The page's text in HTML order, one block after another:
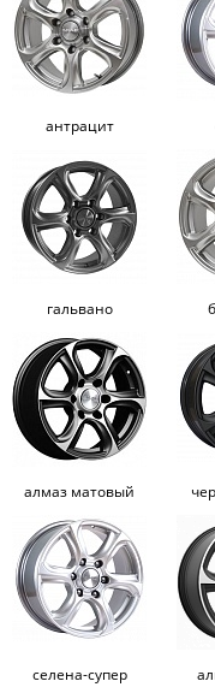
антрацит
гальвано
алмаз матовый
селена-супер